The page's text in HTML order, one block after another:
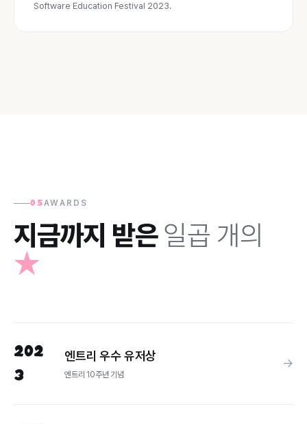
Software Education Festival 2023.
05 AWARDS
지금까지 받은일곱 개의
★
202
3
엔트리 우수 유저상
엔트리 10주년 기념
→